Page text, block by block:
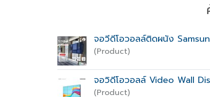
จอวีดีโอวอลล์ติดผนัง
(Product)
จอวิดีโอวอลล์ Video Wall
(Product)